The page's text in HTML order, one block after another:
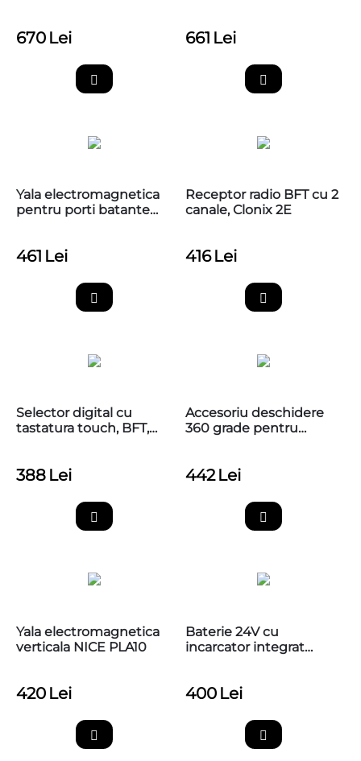
670 Lei 661 Lei
Yala electromagnetica
pentru porti batante
461 Lei
Receptor radio BFT cu 2
canale, Clonix 2E
416 Lei
Selector digital cu
tastatura touch, BFT,
388 Lei
Accesoriu deschidere
360 grade pentru
Nice M-FAB, MEA1
442 Lei
Yala electromagnetica
verticala NICE PLA10
420 Lei
Baterie 24V cu
incarcator integrat
400 Lei